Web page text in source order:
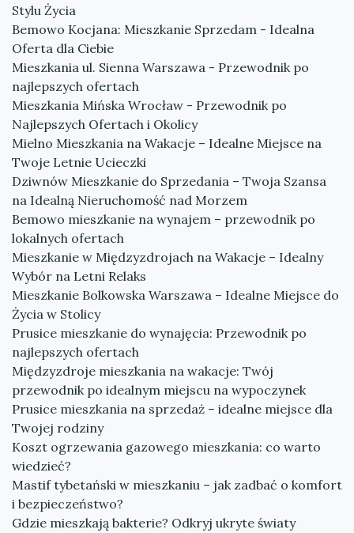
Stylu Życia
Bemowo Kocjana: Mieszkanie Sprzedam - Idealna
Oferta dla Ciebie
Mieszkania ul. Sienna Warszawa - Przewodnik po
najlepszych ofertach
Mieszkania Mińska Wrocław - Przewodnik po
Najlepszych Ofertach i Okolicy
Mielno Mieszkania na Wakacje – Idealne Miejsce na
Twoje Letnie Ucieczki
Dziwnów Mieszkanie do Sprzedania – Twoja Szansa
na Idealną Nieruchomość nad Morzem
Bemowo mieszkanie na wynajem – przewodnik po
lokalnych ofertach
Mieszkanie w Międzyzdrojach na Wakacje – Idealny
Wybór na Letni Relaks
Mieszkanie Bolkowska Warszawa – Idealne Miejsce do
Życia w Stolicy
Prusice mieszkanie do wynajęcia: Przewodnik po
najlepszych ofertach
Międzyzdroje mieszkania na wakacje: Twój
przewodnik po idealnym miejscu na wypoczynek
Prusice mieszkania na sprzedaż – idealne miejsce dla
Twojej rodziny
Koszt ogrzewania gazowego mieszkania: co warto
wiedzieć?
Mastif tybetański w mieszkaniu – jak zadbać o komfort
i bezpieczeństwo?
Gdzie mieszkają bakterie? Odkryj ukryte światy